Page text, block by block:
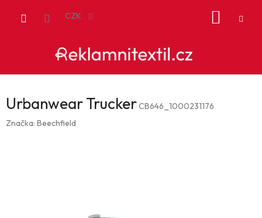
CZK
Urbanwear TruckerCB646_1000231176
Značka: Beechfield